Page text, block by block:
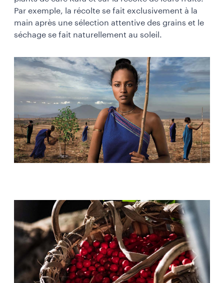
Par exemple, la récolte se fait exclusivement à la
main après une sélection attentive des grains et le
séchage se fait naturellement au soleil.